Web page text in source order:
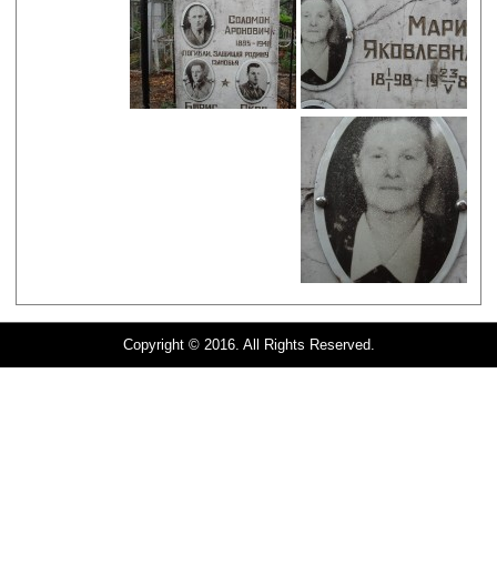
Copyright © 2016. All Rights Reserved.